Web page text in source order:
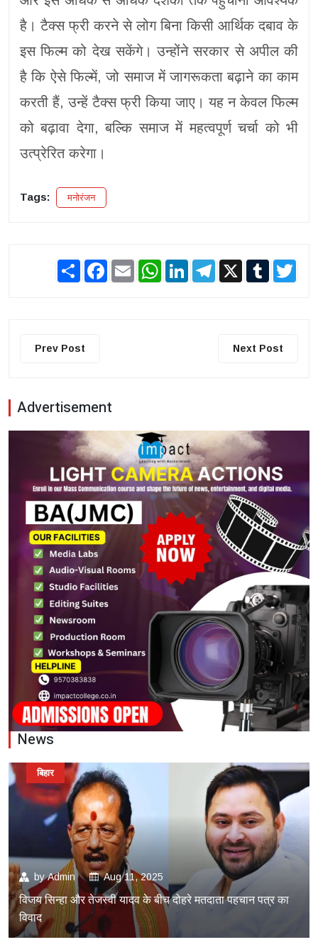
है। टैक्स फ्री करने से लोग बिना किसी आर्थिक दबाव के
इस फिल्म को देख सकेंगे। उन्होंने सरकार से अपील की
है कि ऐसे फिल्में, जो समाज में जागरूकता बढ़ाने का काम
करती हैं, उन्हें टैक्स फ्री किया जाए। यह न केवल फिल्म
को बढ़ावा देगा, बल्कि समाज में महत्वपूर्ण चर्चा को भी
उत्प्रेरित करेगा।
Tags: मनोरंजन
Share Facebook
Email WhatsAppLinkedInTelegram
X Tumblr
Prev Post Next Post
Advertisement
News
byAdmin Aug 11, 2025
विजय सिन्हा और तेजस्वी यादव के बीच दोहरे मतदाता पहचान पत्र का
विवाद
बिहार